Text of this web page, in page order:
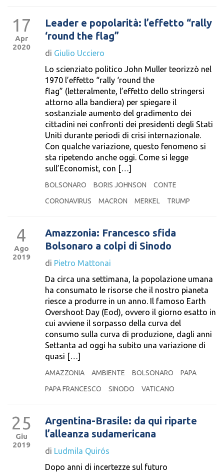
17
Apr
2020
Leader e popolarità: l’effetto “rally
‘round the flag”
di Giulio Ucciero
Lo scienziato politico John Muller teorizzò nel
1970 l’effetto “rally ‘round the
flag” (letteralmente, l’effetto dello stringersi
attorno alla bandiera) per spiegare il
sostanziale aumento del gradimento dei
cittadini nei confronti dei presidenti degli Stati
Uniti durante periodi di crisi internazionale.
Con qualche variazione, questo fenomeno si
sta ripetendo anche oggi. Come si legge
sull’Economist, con […]
BOLSONARO BORIS JOHNSON
CONTE
CORONAVIRUS
MACRON MERKEL TRUMP
4
Ago
2019
Amazzonia: Francesco sfida
Bolsonaro a colpi di Sinodo
di Pietro Mattonai
Da circa una settimana, la popolazione umana
ha consumato le risorse che il nostro pianeta
riesce a produrre in un anno. Il famoso Earth
Overshoot Day (Eod), ovvero il giorno esatto in
cui avviene il sorpasso della curva del
consumo sulla curva di produzione, dagli anni
Settanta ad oggi ha subito una variazione di
quasi […]
AMAZZONIA AMBIENTE BOLSONARO
PAPA
PAPA FRANCESCO
SINODO VATICANO
25
Giu
2019
Argentina-Brasile: da qui riparte
l’alleanza sudamericana
di Ludmila Quirós
Dopo anni di incertezze sul futuro